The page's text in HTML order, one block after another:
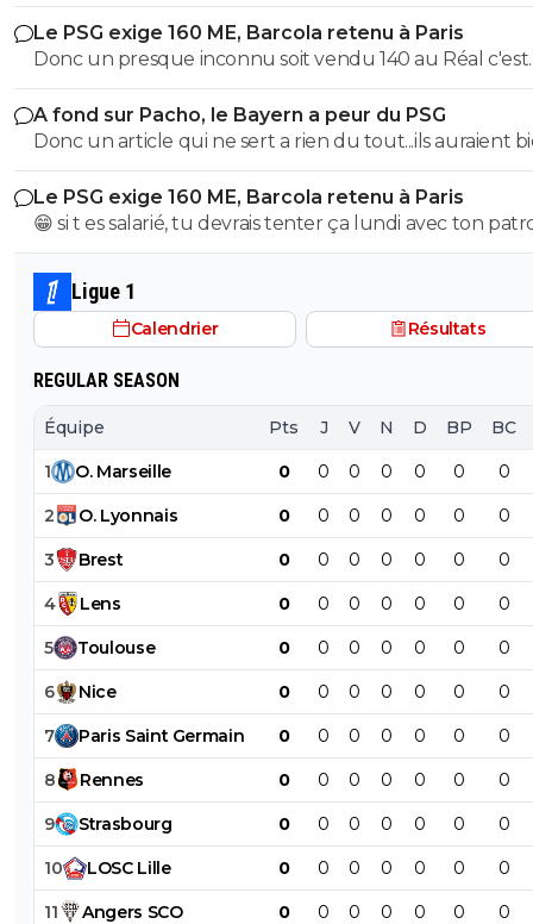
Raymond Q qui a un traumatisme de l enfance lié à ces
derniers; pour le soutenir, vous pouvez adhérer à son
association se prétendant faire partie d’une « élite »
se refusant catégoriquement l utilisation d emojis bien
populaire à son goût et surtout incompréhensible
gros globes oculaires de sardine. Cordialement.
Le PSG exige 160 ME, Barcola retenu à Paris
Donc un presque inconnu soit vendu 140 au Réal c'est
normal et un double détenteur de la LDC soit à un
faiblard normal ?? Messieurs les anglais allez vous faire
A fond sur Pacho, le Bayern a peur du PSG
Donc un article qui ne sert a rien du tout...ils auraient
voulu mais finalement non...je peux en écrire 200 des
comme ca !
Le PSG exige 160 ME, Barcola retenu à Paris
😁 si t es salarié, tu devrais tenter ça lundi avec ton
pour voir ce qu’il va te répondre
Ligue 1
Calendrier Résultats
REGULAR SEASON
Équipe Pts J V N D BP BC
1 O. Marseille 0 0 0 0 0 0 0
2 O. Lyonnais 0 0 0 0 0 0 0
3 Brest 0 0 0 0 0 0 0
4 Lens 0 0 0 0 0 0 0
5 Toulouse 0 0 0 0 0 0 0
6 Nice 0 0 0 0 0 0 0
7 Paris Saint Germain 0 0 0 0 0 0 0
8 Rennes 0 0 0 0 0 0 0
9 Strasbourg 0 0 0 0 0 0 0
10 LOSC Lille 0 0 0 0 0 0 0
11 Angers SCO 0 0 0 0 0 0 0